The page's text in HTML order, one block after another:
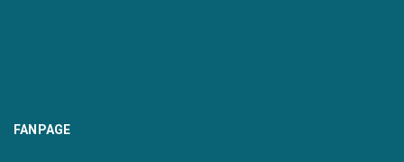
FANPAGE